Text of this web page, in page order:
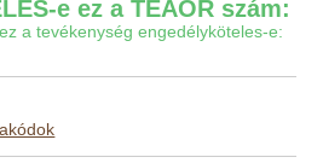
e ez a TEÁOR szám:
a tevékenység engedélyköteles-e: